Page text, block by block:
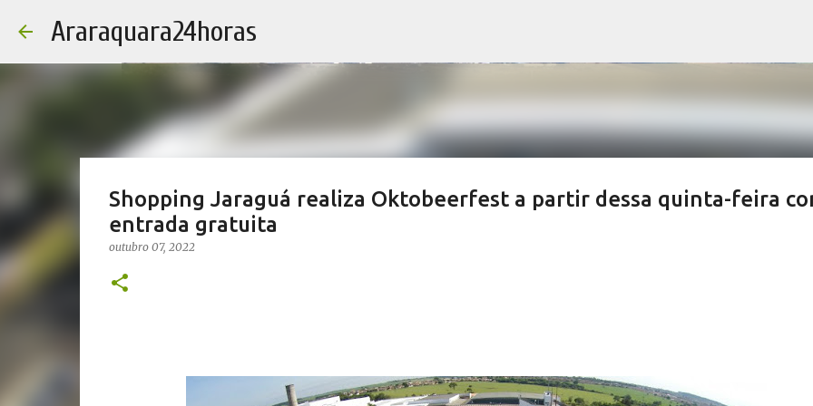
Araraquara24horas
Shopping Jaraguá realiza Oktobeerfest a partir dessa quinta-feira
entrada gratuita
outubro 07, 2022